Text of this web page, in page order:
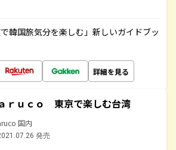
韓国旅気分を楽しむ」新しいガイドブッ
詳細を見る
ｒｕｃｏ 東京で楽しむ台湾
国内
発売